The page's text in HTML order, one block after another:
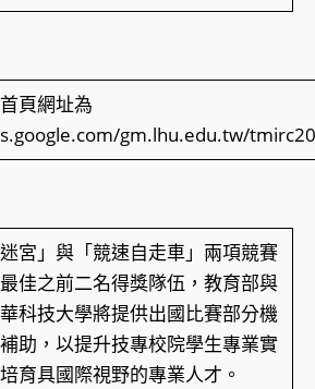
頁網址為
gm.lhu.edu.tw/
迷宮」與「競速自走車」兩項競賽
佳之前二名得獎隊伍，教育部與
科技大學將提供出國比賽部分機
助，以提升技專校院學生專業實
育具國際視野的專業人才。